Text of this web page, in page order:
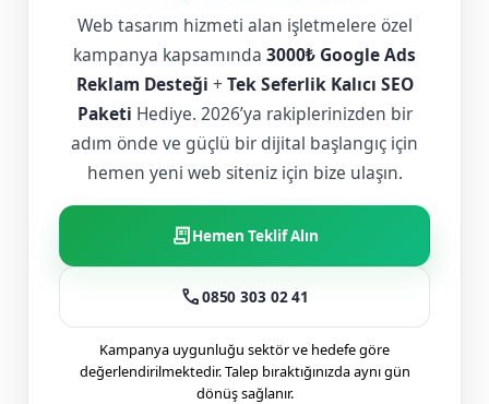
Web tasarım hizmeti alan işletmelere özel
kampanya kapsamında 3000₺ Google Ads
Reklam Desteği + Tek Seferlik Kalıcı SEO
Paketi Hediye. 2026’ya rakiplerinizden bir
adım önde ve güçlü bir dijital başlangıç için
hemen yeni web siteniz için bize ulaşın.
receipt_longHemen Teklif Alın
call0850 303 02 41
Kampanya uygunluğu sektör ve hedefe göre
değerlendirilmektedir. Talep bıraktığınızda aynı gün
dönüş sağlanır.